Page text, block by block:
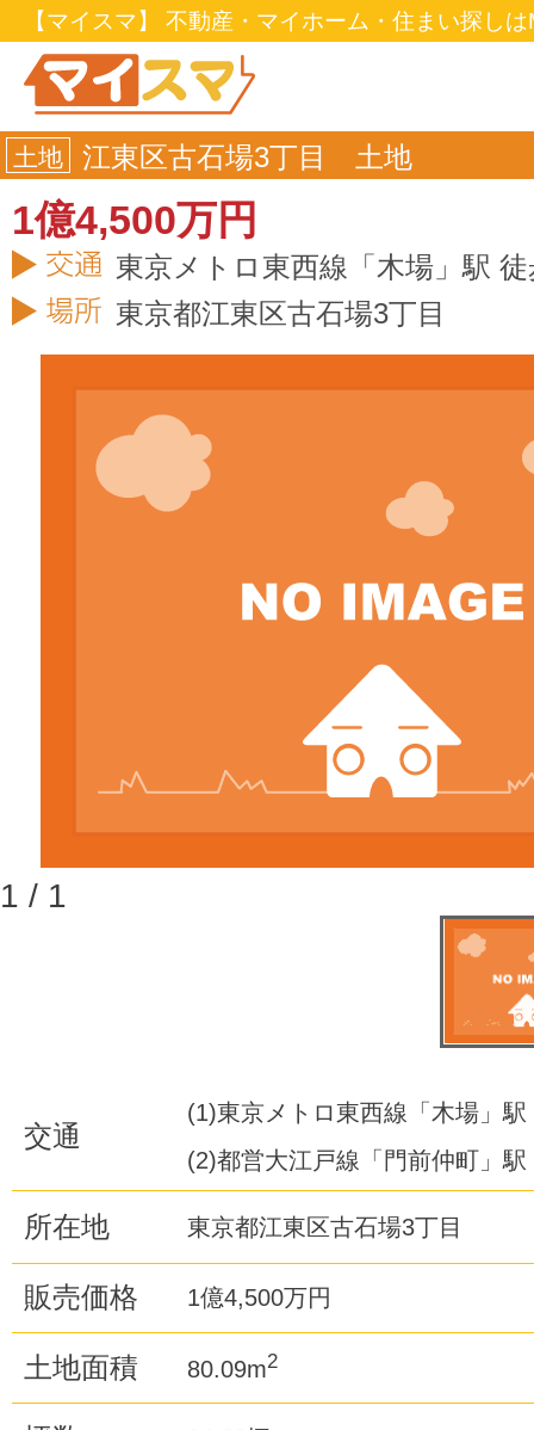
【マイスマ】 不動産・マイホーム・住まい探し
土地 江東区古石場3丁目 土地
1億4,500万円
東京メトロ東西線「木場」駅
東京都江東区古石場3丁目
1 / 1
交通
(1)東京メトロ東西線「木場」駅
(2)都営大江戸線「門前仲町」駅
所在地 東京都江東区古石場3丁目
販売価格 1億4,500万円
土地面積 80.09m2